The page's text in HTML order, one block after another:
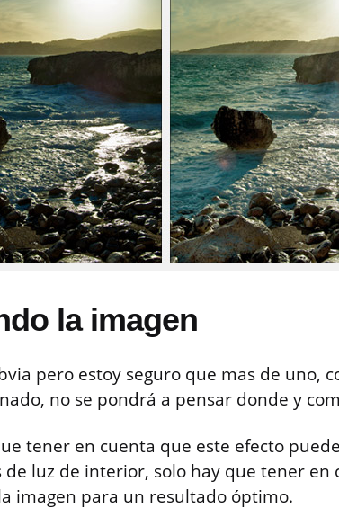
la imagen
pero estoy seguro que mas de uno,
no se pondrá a pensar donde y
tener en cuenta que este efecto
de luz de interior, solo hay que tener en
imagen para un resultado óptimo.